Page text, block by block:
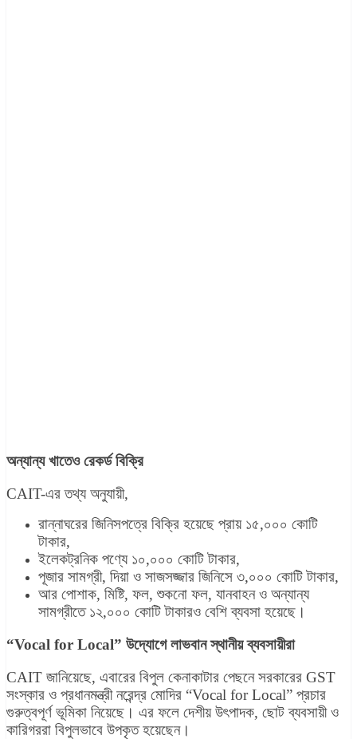
অন্যান্য খাতেও রেকর্ড বিক্রি
CAIT-এর তথ্য অনুযায়ী,
রান্নাঘরের জিনিসপত্রে বিক্রি হয়েছে প্রায় ১৫,০০০ কোটি
টাকার,
ইলেকট্রনিক পণ্যে ১০,০০০ কোটি টাকার,
পূজার সামগ্রী, দিয়া ও সাজসজ্জার জিনিসে ৩,০০০ কোটি টাকার,
আর পোশাক, মিষ্টি, ফল, শুকনো ফল, যানবাহন ও অন্যান্য
সামগ্রীতে ১২,০০০ কোটি টাকারও বেশি ব্যবসা হয়েছে।
“Vocal for Local” উদ্যোগে লাভবান স্থানীয় ব্যবসায়ীরা
CAIT জানিয়েছে, এবারের বিপুল কেনাকাটার পেছনে সরকারের GST
সংস্কার ও প্রধানমন্ত্রী নরেন্দ্র মোদির “Vocal for Local” প্রচার
গুরুত্বপূর্ণ ভূমিকা নিয়েছে। এর ফলে দেশীয় উৎপাদক, ছোট ব্যবসায়ী ও
কারিগররা বিপুলভাবে উপকৃত হয়েছেন।